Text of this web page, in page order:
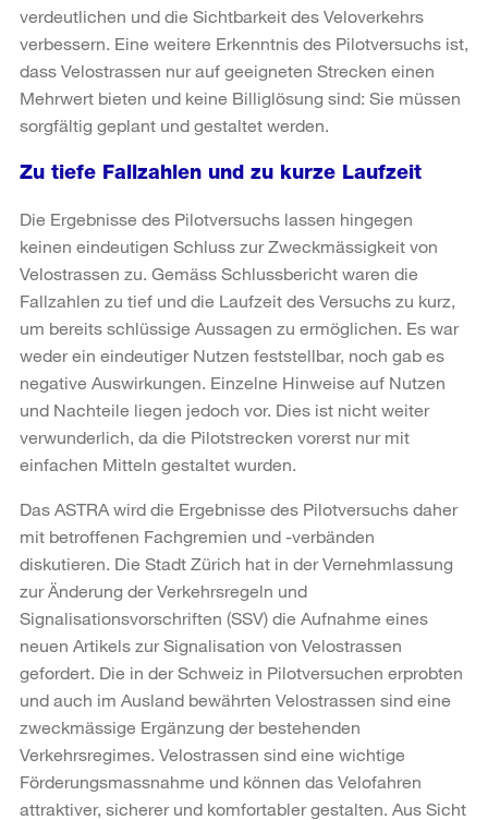
verdeutlichen und die Sichtbarkeit des Veloverkehrs
verbessern. Eine weitere Erkenntnis des Pilotversuchs ist,
dass Velostrassen nur auf geeigneten Strecken einen
Mehrwert bieten und keine Billiglösung sind: Sie müssen
sorgfältig geplant und gestaltet werden.
Zu tiefe Fallzahlen und zu kurze Laufzeit
Die Ergebnisse des Pilotversuchs lassen hingegen
keinen eindeutigen Schluss zur Zweckmässigkeit von
Velostrassen zu. Gemäss Schlussbericht waren die
Fallzahlen zu tief und die Laufzeit des Versuchs zu kurz,
um bereits schlüssige Aussagen zu ermöglichen. Es war
weder ein eindeutiger Nutzen feststellbar, noch gab es
negative Auswirkungen. Einzelne Hinweise auf Nutzen
und Nachteile liegen jedoch vor. Dies ist nicht weiter
verwunderlich, da die Pilotstrecken vorerst nur mit
einfachen Mitteln gestaltet wurden.
Das ASTRA wird die Ergebnisse des Pilotversuchs daher
mit betroffenen Fachgremien und -verbänden
diskutieren. Die Stadt Zürich hat in der Vernehmlassung
zur Änderung der Verkehrsregeln und
Signalisationsvorschriften (SSV) die Aufnahme eines
neuen Artikels zur Signalisation von Velostrassen
gefordert. Die in der Schweiz in Pilotversuchen erprobten
und auch im Ausland bewährten Velostrassen sind eine
zweckmässige Ergänzung der bestehenden
Verkehrsregimes. Velostrassen sind eine wichtige
Förderungsmassnahme und können das Velofahren
attraktiver, sicherer und komfortabler gestalten. Aus Sicht